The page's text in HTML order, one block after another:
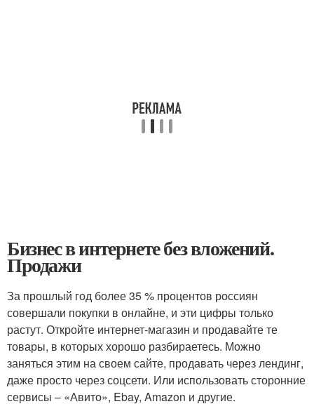
Бизнес в интернете без вложений.
Продажи
За прошлый год более 35 % процентов россиян
совершали покупки в онлайне, и эти цифры только
растут. Откройте интернет-магазин и продавайте те
товары, в которых хорошо разбираетесь. Можно
заняться этим на своем сайте, продавать через лендинг,
даже просто через соцсети. Или использовать сторонние
сервисы – «Авито», Ebay, Amazon и другие.